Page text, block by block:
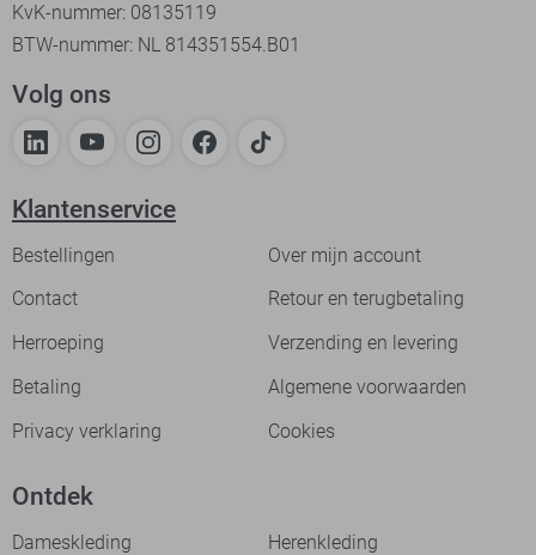
KvK-nummer: 08135119
BTW-nummer: NL 814351554.B01
Volg ons
Klantenservice
Bestellingen
Over mijn account
Contact
Retour en terugbetaling
Herroeping
Verzending en levering
Betaling
Algemene voorwaarden
Privacy verklaring
Cookies
Ontdek
Dameskleding
Herenkleding